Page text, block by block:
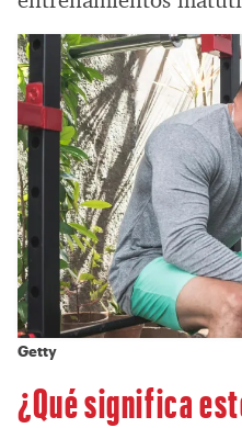
Getty
¿Qué significa